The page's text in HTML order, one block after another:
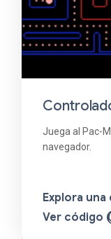
Juega al Pac-
navegador.
Explora
Ver código